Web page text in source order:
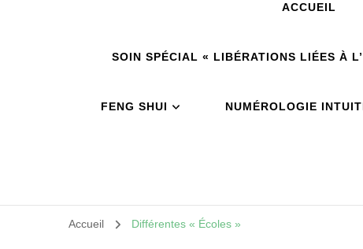
ACCUEIL
SOIN SPÉCIAL « LIBÉRATIONS LIÉES À
FENG SHUI NUMÉROLOGIE
Accueil Différentes « Écoles »